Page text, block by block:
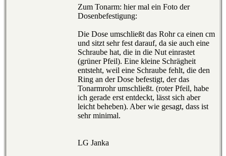
Zum Tonarm: hier mal ein Foto der
Dosenbefestigung:
Die Dose umschließt das Rohr ca einen cm
und sitzt sehr fest darauf, da sie auch eine
Schraube hat, die in die Nut einrastet
(grüner Pfeil). Eine kleine Schrägheit
entsteht, weil eine Schraube fehlt, die den
Ring an der Dose befestigt, der das
Tonarmrohr umschließt. (roter Pfeil, habe
ich gerade erst entdeckt, lässt sich aber
leicht beheben). Aber wie gesagt, dass ist
sehr minimal.
LG Janka